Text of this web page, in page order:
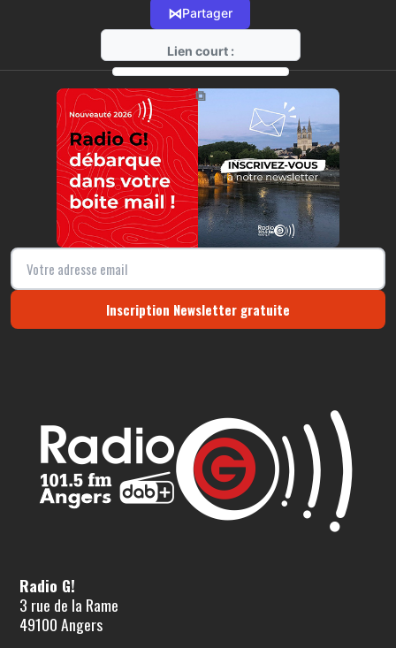
⋈Partager
Lien court :
https://radio-g.fr?4996
⧉
Inscription Newsletter gratuite
Radio G!
3 rue de la Rame
49100 Angers